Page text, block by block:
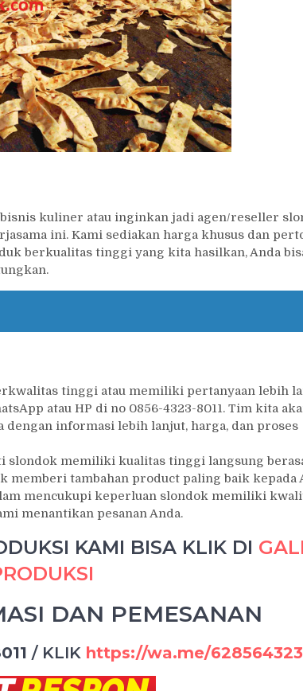
kuliner atau inginkan jadi agen/reseller
ini. Kami sediakan harga khusus dan
berkualitas tinggi yang kita hasilkan, Anda
tinggi atau memiliki pertanyaan lebih
atau HP di no 0856-4323-8011. Tim kita
dengan informasi lebih lanjut, harga, dan proses
slondok memiliki kualitas tinggi langsung
tambahan product paling baik kepada
mencukupi keperluan slondok memiliki
menantikan pesanan Anda.
KAMI BISA KLIK DI
DAN PEMESANAN
/ KLIK https://wa.me/